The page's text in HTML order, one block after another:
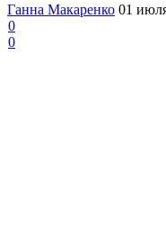
Ганна Макаренко 01
0
0